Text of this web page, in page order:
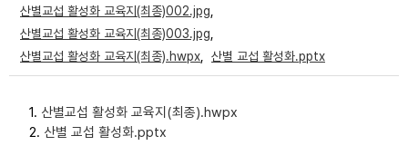
산별교섭 활성화 교육지(최종)002.jpg
산별교섭 활성화 교육지(최종)003.jpg
산별교섭 활성화 교육지(최종).hwpx
산별 교섭 활성화.pptx
1. 산별교섭 활성화 교육지(최종).hwpx
2. 산별 교섭 활성화.pptx
미디어자료
카드뉴스